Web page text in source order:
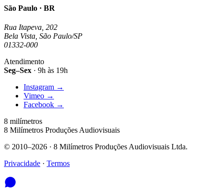
São Paulo · BR
Rua Itapeva, 202
Bela Vista, São Paulo/SP
01332-000
Atendimento
Seg–Sex · 9h às 19h
Instagram →
Vimeo →
Facebook →
8 milímetros
8 Milímetros Produções Audiovisuais
© 2010–2026 · 8 Milímetros Produções Audiovisuais Ltda.
Privacidade · Termos